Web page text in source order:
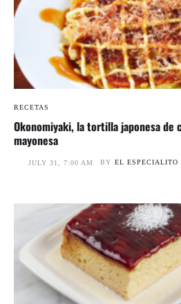
RECETAS
Okonomiyaki, la tortilla japonesa de
mayonesa
JULY 31, 7:00 AM BY EL ESPECIALITO